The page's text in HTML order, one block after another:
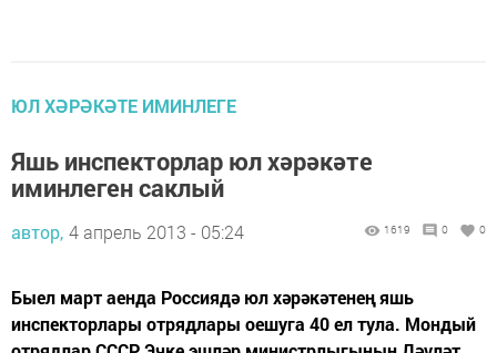
ЮЛ ХӘРӘКӘТЕ ИМИНЛЕГЕ
Яшь инспекторлар юл хәрәкәте
иминлеген саклый
автор, 4 апрель 2013 - 05:24 1619 0 0
Быел март аенда Россиядә юл хәрәкәтенең яшь
инспекторлары отрядлары оешуга 40 ел тула. Мондый